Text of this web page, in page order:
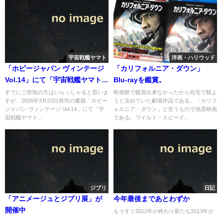
宇宙戦艦ヤマト
「ホビージャパン ヴィンテージ
Vol.14」にて「宇宙戦艦ヤマト
プラモクロニクル 70-‘80s」特
集が掲載
すでにご存知の方はいらっしゃると思いま
すが、2026年3月23日発売の書籍「ホビー
ジャパン ヴィンテージ Vol.14」にて「宇
宙戦艦ヤマト...
洋画・ハリウッド
「カリフォルニア・ダウン」
Blu-rayを鑑賞。
映画館で鑑賞出来なかったから自宅で観よ
うと決めていた劇場作品である。「カリフ
ォルニア・ダウン」と言うもので地震映画
である。ワイルド・スピード...
ジブリ
「アニメージュとジブリ展」が
開催中
日記
今年最後まであとわずか
もうすぐ2012年が終わり新たな2013年が